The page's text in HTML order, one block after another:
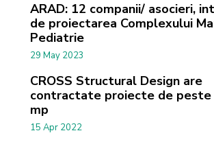
ARAD: 12 companii/ asocieri,
de proiectarea Complexului
Pediatrie
29 May 2023
CROSS Structural Design are
contractate proiecte de peste
mp
15 Apr 2022